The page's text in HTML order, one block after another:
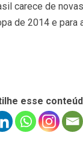
carece de
de 2014 e para
esse